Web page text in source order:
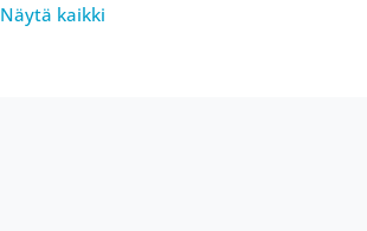
Näytä kaikki